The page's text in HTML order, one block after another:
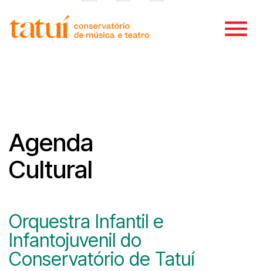
Agenda
Cultural
Orquestra Infantil e
Infantojuvenil do
Conservatório de Tatuí